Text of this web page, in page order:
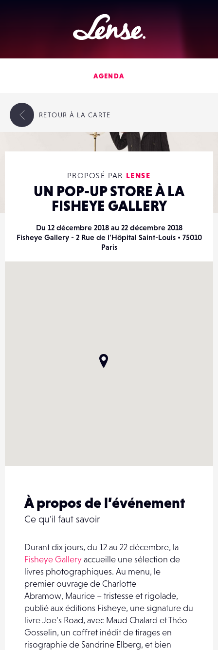
Lense
AGENDA
PROPOSÉ PAR LENSE
UN POP-UP STORE À LA
FISHEYE GALLERY
Du 12 décembre 2018 au 22 décembre 2018
Fisheye Gallery - 2 Rue de l'Hôpital Saint-Louis • 75010
Paris
À propos de l’événement
Ce qu'il faut savoir
Durant dix jours, du 12 au 22 décembre, la
Fisheye Galleryaccueille une sélection de
livres photographiques. Au menu, le
premier ouvrage de Charlotte
Abramow, Maurice – tristesse et rigolade,
publié aux éditions Fisheye, une signature du
livre Joe’s Road, avec Maud Chalard et Théo
Gosselin, un coffret inédit de tirages en
risographie de Sandrine Elberg, et bien
RETOUR À LA CARTE